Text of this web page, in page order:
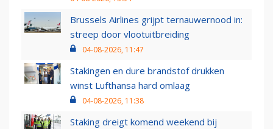
Brussels Airlines grijpt ternauwernood in:
streep door vlootuitbreiding
04-08-2026, 11:47
Stakingen en dure brandstof drukken
winst Lufthansa hard omlaag
04-08-2026, 11:38
Staking dreigt komend weekend bij